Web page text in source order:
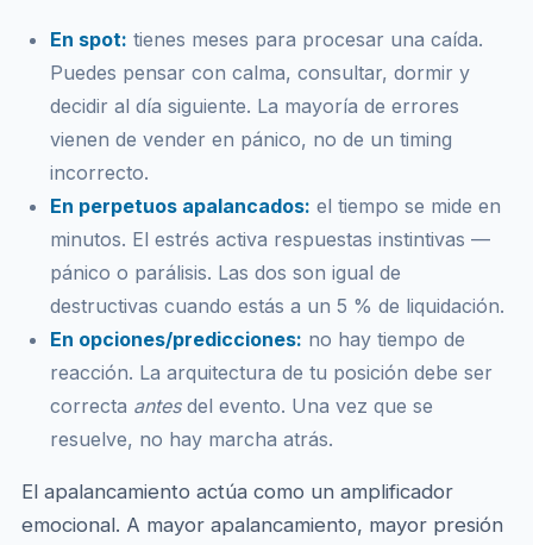
En spot: tienes meses para procesar una caída.
Puedes pensar con calma, consultar, dormir y
decidir al día siguiente. La mayoría de errores
vienen de vender en pánico, no de un timing
incorrecto.
En perpetuos apalancados: el tiempo se mide en
minutos. El estrés activa respuestas instintivas —
pánico o parálisis. Las dos son igual de
destructivas cuando estás a un 5 % de liquidación.
En opciones/predicciones: no hay tiempo de
reacción. La arquitectura de tu posición debe ser
correcta antesdel evento. Una vez que se
resuelve, no hay marcha atrás.
El apalancamiento actúa como un amplificador
emocional. A mayor apalancamiento, mayor presión